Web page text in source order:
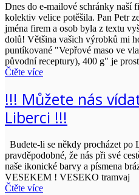
Dnes do e-mailové schránky naší
kolektiv velice potěšila. Pan Petr
jména firem a osob byla z textu
dolů! Většina vašich výrobků mi
puntíkované "Vepřové maso ve
původní receptury), 400 g" je
Čtěte více
!!! Můžete nás
Liberci !!!
Budete-li se někdy procházet po
pravděpodobné, že nás při své
naše ikonické barvy a písmena
VESEKEM ! VESEKO tramvaj
Čtěte více